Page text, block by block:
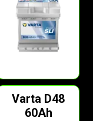
Varta D48
60Ah